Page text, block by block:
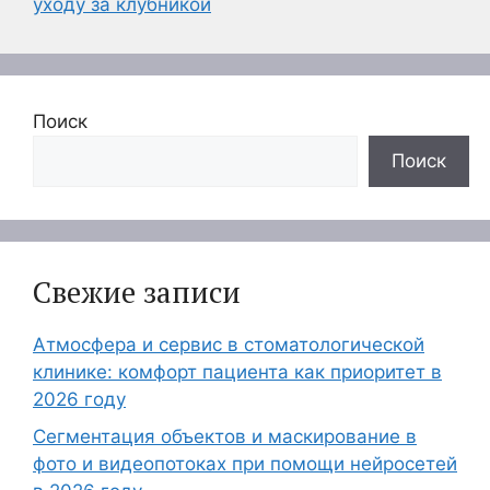
уходу за клубникой
Поиск
Поиск
Свежие записи
Атмосфера и сервис в стоматологической
клинике: комфорт пациента как приоритет в
2026 году
Сегментация объектов и маскирование в
фото и видеопотоках при помощи нейросетей